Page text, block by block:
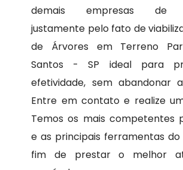
demais empresas de
justamente pelo fato de
de Árvores em Terreno
Santos - SP ideal para
efetividade, sem abandonar
Entre em contato e realize
Temos os mais competentes
e as principais ferramentas
fim de prestar o melhor